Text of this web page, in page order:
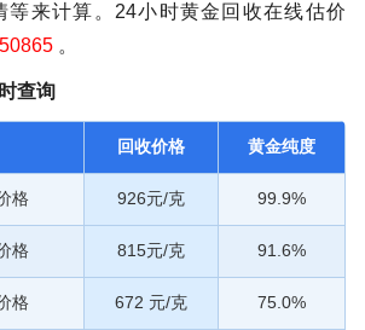
等来计算。24小时黄金回收在线估价
。
查询
回收价格 黄金纯度
格 926元/克 99.9%
格 815元/克 91.6%
格 672 元/克 75.0%